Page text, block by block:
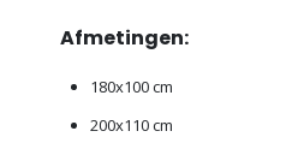
Afmetingen:
180x100 cm
200x110 cm